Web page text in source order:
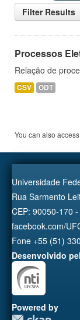
Filter Results
Processos
Relação de
CSV ODT
You can also
Universidade
Rua Sarmento
CEP: 90050-170
facebook.com/
Fone +55 (51)
Desenvolvido
Powered by